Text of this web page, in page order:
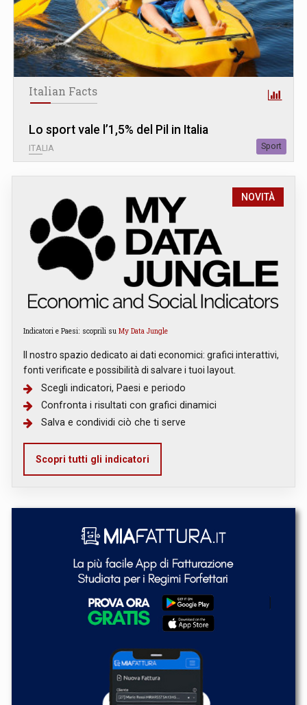
Italian Facts
Lo sport vale l’1,5% del Pil in Italia
ITALIA Sport
NOVITÀ
Indicatori e Paesi: scoprili su My Data Jungle
Il nostro spazio dedicato ai dati economici: grafici interattivi,
fonti verificate e possibilità di salvare i tuoi layout.
Scegli indicatori, Paesi e periodo
Confronta i risultati con grafici dinamici
Salva e condividi ciò che ti serve
Scopri tutti gli indicatori